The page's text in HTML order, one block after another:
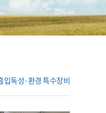
입독성·환경 특수장비